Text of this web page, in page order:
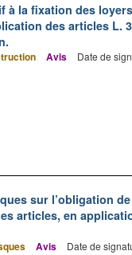
à la fixation des
des articles L.
Avis Date de
sur l’obligation
articles, en
Avis Date de